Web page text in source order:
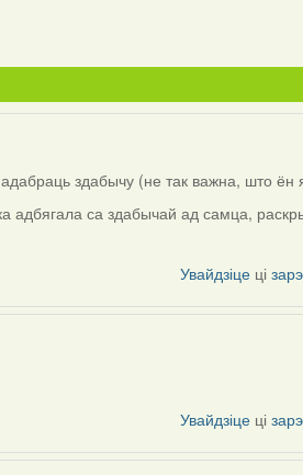
здабычу (не так важна, што ён
адбягала са здабычай ад самца,
Увайдзіце ці
Увайдзіце ці